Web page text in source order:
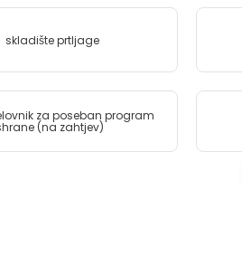
skladište prtljage
za poseban program
(na zahtjev)